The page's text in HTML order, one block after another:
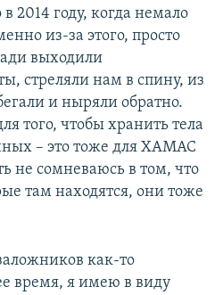
2014 году, когда немало
из-за этого, просто
выходили
стреляли нам в спину, из
и ныряли обратно.
того, чтобы хранить тела
– это тоже для ХАМАС
не сомневаюсь в том, что
там находятся, они тоже
как-то
время, я имею в виду